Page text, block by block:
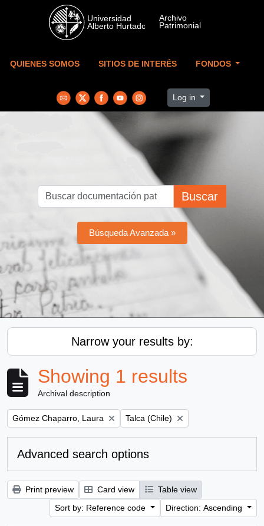
Skip to main content
QUIENES SOMOS SITIOS DE INTERÉS FONDOS
Log in
Buscar
Búsqueda Avanzada »
Narrow your results by:
Showing 1 results
Archival description
Remove filter:
Gómez Chaparro, Laura Remove filter:
Talca (Chile)
Advanced search options
Print preview Card view
Table view
Sort by: Reference code
Direction: Ascending